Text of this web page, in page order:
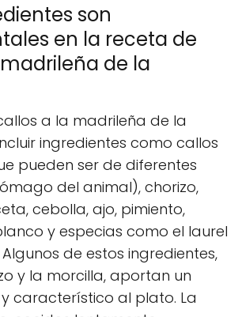
son
en la receta de
de la
a la madrileña de la
ingredientes como callos
pueden ser de diferentes
del animal), chorizo,
cebolla, ajo, pimiento,
y especias como el laurel
de estos ingredientes,
y la morcilla, aportan un
característico al plato. La